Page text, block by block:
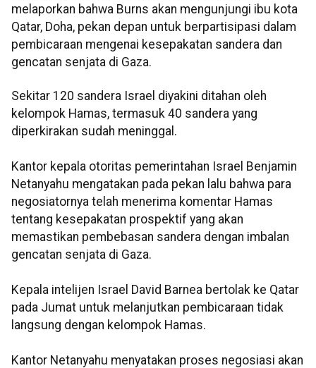
melaporkan bahwa Burns akan mengunjungi ibu kota
Qatar, Doha, pekan depan untuk berpartisipasi dalam
pembicaraan mengenai kesepakatan sandera dan
gencatan senjata di Gaza.
Sekitar 120 sandera Israel diyakini ditahan oleh
kelompok Hamas, termasuk 40 sandera yang
diperkirakan sudah meninggal.
Kantor kepala otoritas pemerintahan Israel Benjamin
Netanyahu mengatakan pada pekan lalu bahwa para
negosiatornya telah menerima komentar Hamas
tentang kesepakatan prospektif yang akan
memastikan pembebasan sandera dengan imbalan
gencatan senjata di Gaza.
Kepala intelijen Israel David Barnea bertolak ke Qatar
pada Jumat untuk melanjutkan pembicaraan tidak
langsung dengan kelompok Hamas.
Kantor Netanyahu menyatakan proses negosiasi akan